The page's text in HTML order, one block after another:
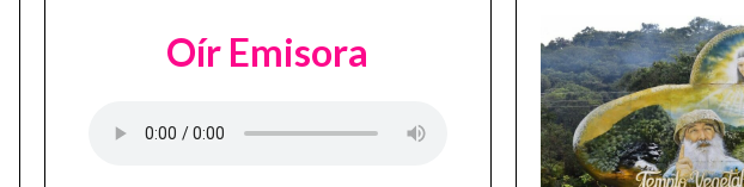
Oír Emisora